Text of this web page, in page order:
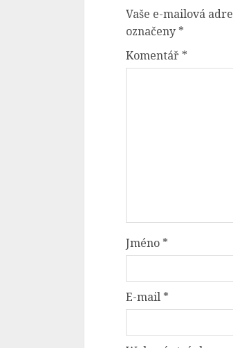
Vaše e-mailová
označeny *
Komentář *
Jméno *
E-mail *